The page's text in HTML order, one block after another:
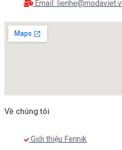
Email:
Về chúng tôi
Giới thiệu Fennik